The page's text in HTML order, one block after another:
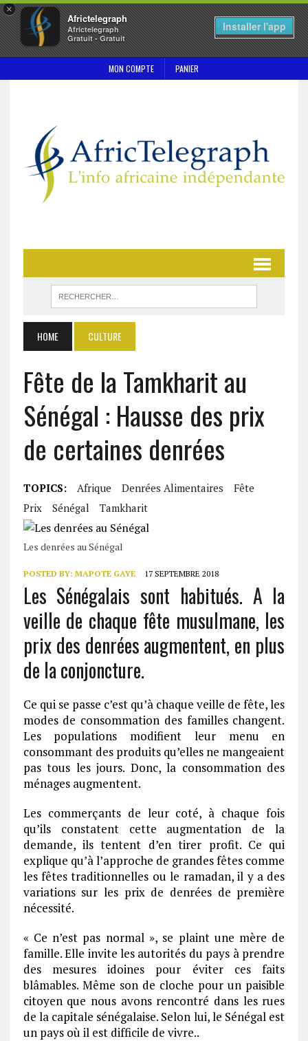
×
Africtelegraph
Africtelegraph
Gratuit - Gratuit
Installer l'app
MON COMPTE PANIER
HOME CULTURE
Fête de la Tamkharit au
Sénégal : Hausse des prix
de certaines denrées
TOPICS: Afrique Denrées Alimentaires
Fête
Prix
Sénégal Tamkharit
Les denrées au Sénégal
POSTED BY: MAPOTE GAYE 17 SEPTEMBRE 2018
Les Sénégalais sont habitués. A la
veille de chaque fête musulmane, les
prix des denrées augmentent, en plus
de la conjoncture.
Ce qui se passe c’est qu’à chaque veille de fête, les
modes de consommation des familles changent.
Les populations modifient leur menu en
consommant des produits qu’elles ne mangeaient
pas tous les jours. Donc, la consommation des
ménages augmentent.
Les commerçants de leur coté, à chaque fois
qu’ils constatent cette augmentation de la
demande, ils tentent d’en tirer profit. Ce qui
explique qu’à l’approche de grandes fêtes comme
les fêtes traditionnelles ou le ramadan, il y a des
variations sur les prix de denrées de première
nécessité.
« Ce n’est pas normal », se plaint une mère de
famille. Elle invite les autorités du pays à prendre
des mesures idoines pour éviter ces faits
blâmables. Même son de cloche pour un paisible
citoyen que nous avons rencontré dans les rues
de la capitale sénégalaise. Selon lui, le Sénégal est
un pays où il est difficile de vivre..